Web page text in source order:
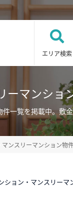
エリア検索
マンショ
一覧を掲載中。敷
ンスリーマンション物
ョン・マンスリーマ